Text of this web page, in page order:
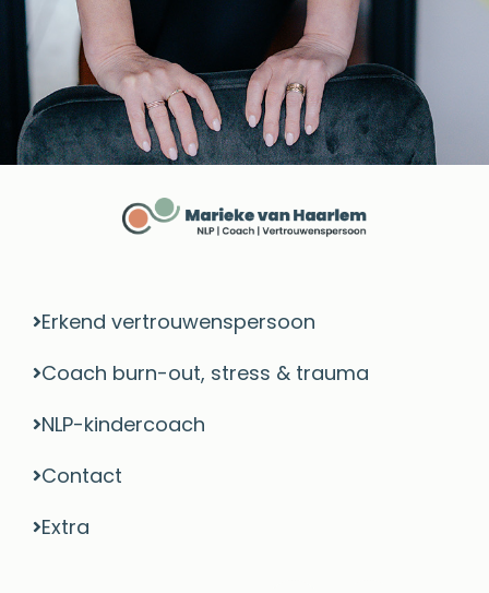
Erkend vertrouwenspersoon
Coach burn-out, stress & trauma​
NLP-kindercoach
Contact
Extra